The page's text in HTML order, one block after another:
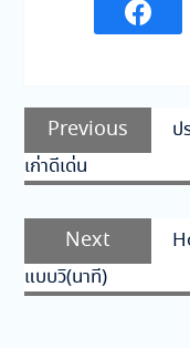
แนะแนว
เรื่อง
Previous
ป
เก่าดีเด่น
Next
แบบวิ(นาที)